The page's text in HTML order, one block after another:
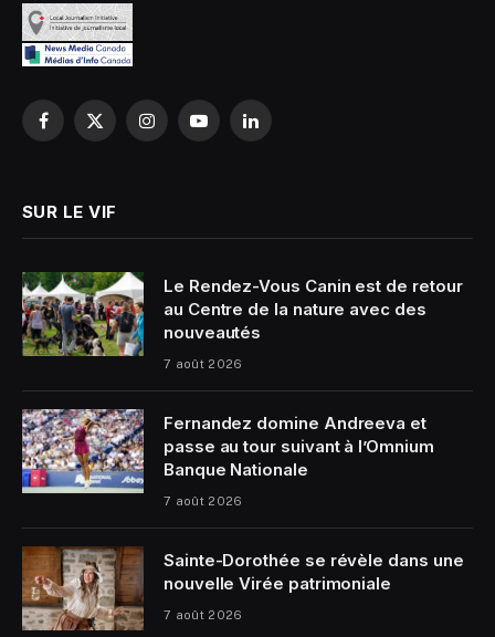
Facebook
X
InstagramYouTubeLinkedIn
SUR LE VIF
Le Rendez-Vous Canin est de retour
au Centre de la nature avec des
nouveautés
7 août 2026
Fernandez domine Andreeva et
passe au tour suivant à l’Omnium
Banque Nationale
7 août 2026
Sainte-Dorothée se révèle dans une
nouvelle Virée patrimoniale
7 août 2026